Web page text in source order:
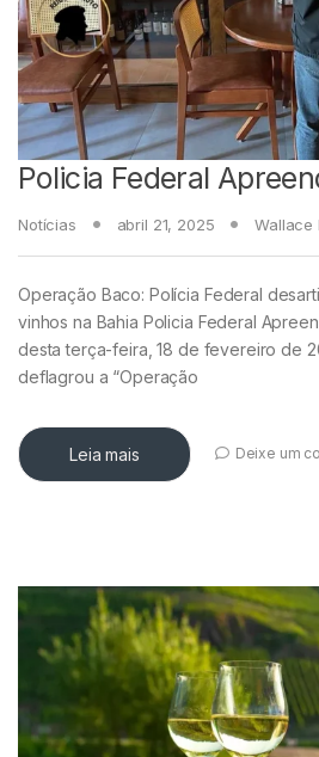
Policia Federal
Notícias abril 21, 2025 Wallace
Operação Baco: Polícia Federal
vinhos na Bahia Policia Federal
desta terça-feira, 18 de fevereiro de
deflagrou a “Operação
Leia mais Deixe um